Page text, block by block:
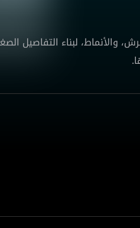
والأنماط، لبناء التفاصيل